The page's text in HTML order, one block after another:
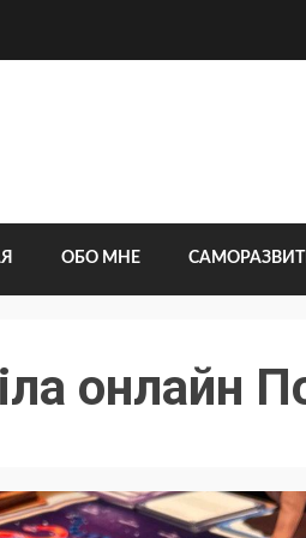
ОБО МНЕ
онлайн